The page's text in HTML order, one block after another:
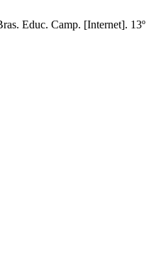
Educ. Camp. [Internet]. 13º